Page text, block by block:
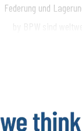
Federung und
by BPW sind
darüber